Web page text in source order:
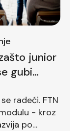
junior
gubi
radeći. FTN
- kroz
po